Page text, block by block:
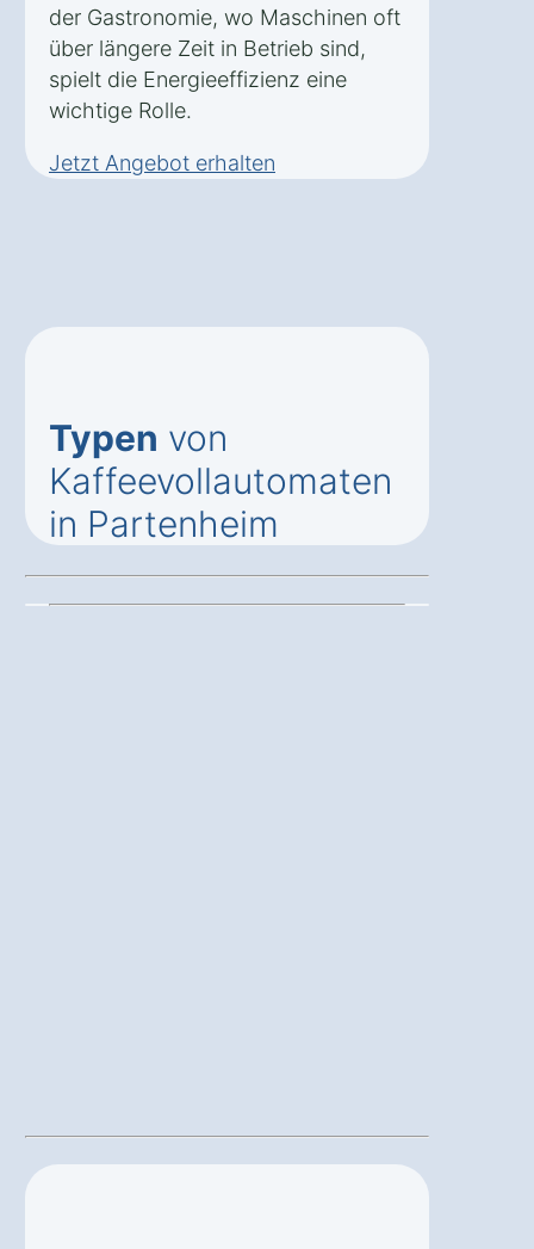
der Gastronomie, wo Maschinen oft
über längere Zeit in Betrieb sind,
spielt die Energieeffizienz eine
wichtige Rolle.
Jetzt Angebot erhalten
Typen von
Kaffeevollautomaten
in Partenheim